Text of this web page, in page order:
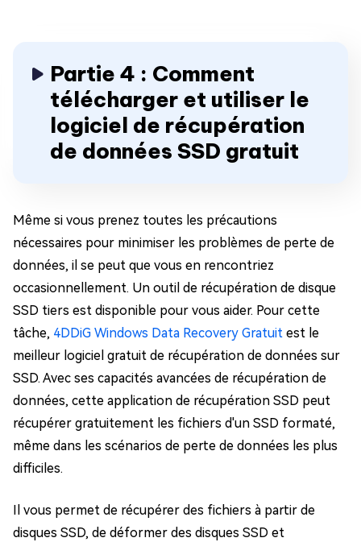
Partie 4 : Comment
télécharger et utiliser le
logiciel de récupération
de données SSD gratuit
Même si vous prenez toutes les précautions
nécessaires pour minimiser les problèmes de perte de
données, il se peut que vous en rencontriez
occasionnellement. Un outil de récupération de disque
SSD tiers est disponible pour vous aider. Pour cette
tâche, 4DDiG Windows Data Recovery Gratuit est le
meilleur logiciel gratuit de récupération de données sur
SSD. Avec ses capacités avancées de récupération de
données, cette application de récupération SSD peut
récupérer gratuitement les fichiers d'un SSD formaté,
même dans les scénarios de perte de données les plus
difficiles.
Il vous permet de récupérer des fichiers à partir de
disques SSD, de déformer des disques SSD et